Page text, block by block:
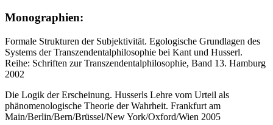
Monographien:
Formale Strukturen der Subjektivität. Egologische Grundlagen des
Systems der Transzendentalphilosophie bei Kant und Husserl.
Reihe: Schriften zur Transzendentalphilosophie, Band 13. Hamburg
2002
Die Logik der Erscheinung. Husserls Lehre vom Urteil als
phänomenologische Theorie der Wahrheit. Frankfurt am
Main/Berlin/Bern/Brüssel/New York/Oxford/Wien 2005